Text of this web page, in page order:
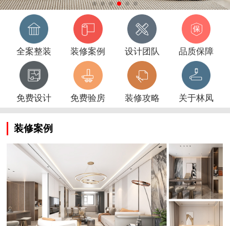
全案整装 装修案例 设计团队 品质保障
免费设计 免费验房 装修攻略 关于林凤
装修案例